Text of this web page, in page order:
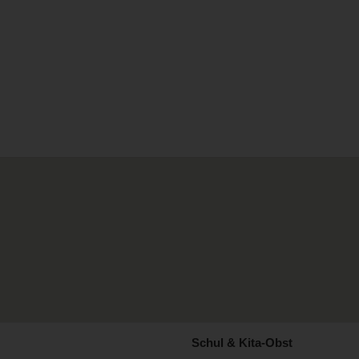
Schul & Kita-Obst